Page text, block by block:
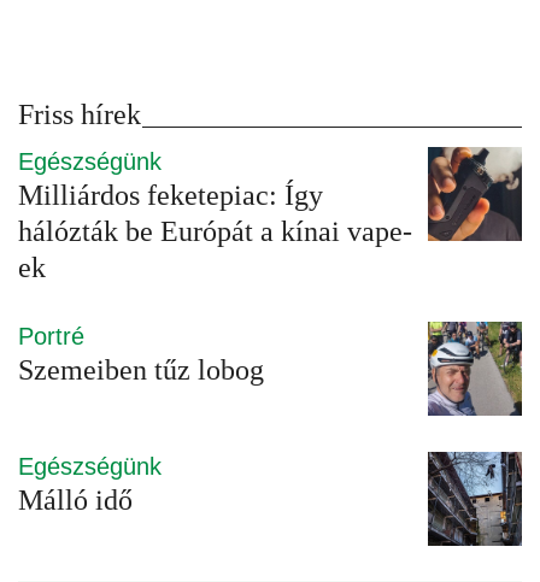
Friss hírek
Egészségünk
Milliárdos feketepiac: Így
hálózták be Európát a kínai vape-
ek
Portré
Szemeiben tűz lobog
Egészségünk
Málló idő